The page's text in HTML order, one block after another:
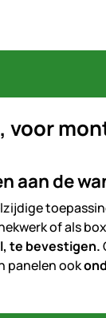
aan de
of als
te bevestigen.
panelen ook